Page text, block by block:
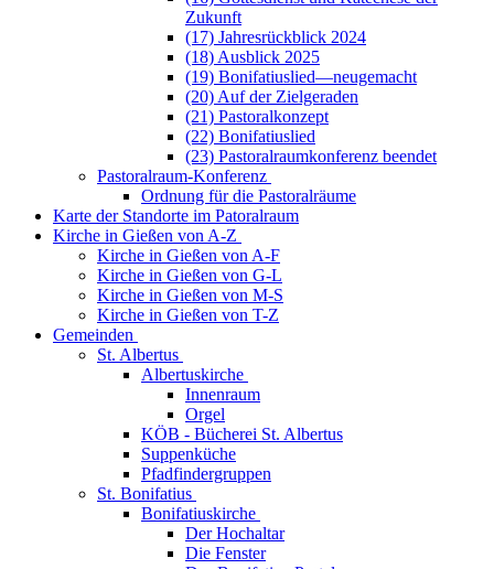
Zukunft
(17) Jahresrückblick 2024
(18) Ausblick 2025
(19) Bonifatiuslied—neugemacht
(20) Auf der Zielgeraden
(21) Pastoralkonzept
(22) Bonifatiuslied
(23) Pastoralraumkonferenz beendet
Pastoralraum-Konferenz
Ordnung für die Pastoralräume
Karte der Standorte im Patoralraum
Kirche in Gießen von A-Z
Kirche in Gießen von A-F
Kirche in Gießen von G-L
Kirche in Gießen von M-S
Kirche in Gießen von T-Z
Gemeinden
St. Albertus
Albertuskirche
Innenraum
Orgel
KÖB - Bücherei St. Albertus
Suppenküche
Pfadfindergruppen
St. Bonifatius
Bonifatiuskirche
Der Hochaltar
Die Fenster